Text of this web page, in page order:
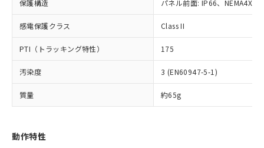
保護構造 パネル前面: IP66、NEMA4X,
感電保護クラス Class II
PTI（トラッキング特性） 175
汚染度 3 (EN60947-5-1)
質量 約65g
動作特性
オムロン制御機器販売店や当社販売拠
販売ネットワーク
」をご確認
ください。
在庫状況および標準価格結果を当社の
事前の承諾なく第三者に漏洩または開
示しないようお願いします。
マイパーツ機能（部品リスト作成サー
ビス）をご利用いただくには、I-Web
メンバーズにご登録されている必要が
フタル酸エステル類の４物質については閾値を超える意
図的な使用がないことを確認しています。
※2 対応予定月
部品在庫の切り替え状況などにより、予定
月が前後することがあります。
※2 環境保護使用期限
「ｅ」：有害物質（10物質）のすべてが基
準値以下であることを示します。
「10」：通常の使用状況下において有害物
質が外部に漏えいし、環境に深刻な影響を
及ぼさない年数を意味します。
ル、化学兵器、生物兵器またはその他
武器並びにこれらの製造装置等に一切
使用いたしません。
当社は、貴社製品を第三者に販売する
場合は、上記1、2および3の内容を当
該第三者に通知します。また当社は、
販売先および販売に係わる関係者が違
法に輸出するおそれがある場合は、取
り引きをいたしません。
在庫なし(最新の在庫状況につ
いては、お客様のお取引先、ま
たはお客様担当のオムロン制御
機器販売店・当社販売員にご確
認ください)
受注生産機種、また在庫状況の
情報を公開していない機種